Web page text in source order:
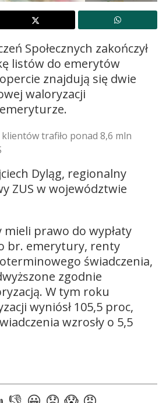
Społecznych zakończył
listów do emerytów
znajdują się dwie
waloryzacji
trafiło ponad 8,6 mln
Dyląg, regionalny
ZUS w województwie
prawo do wypłaty
br. emerytury, renty
świadczenia,
zgodnie
W tym roku
wyniósł 105,5 proc,
wzrosły o 5,5